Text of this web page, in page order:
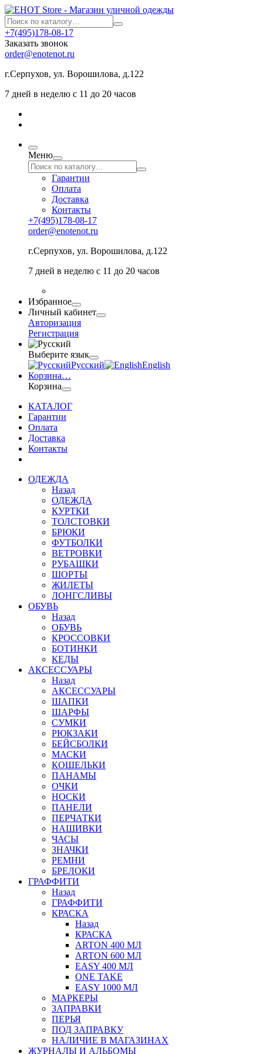
+7(495)178-08-17
Заказать звонок
order@enotenot.ru
г.Серпухов, ул. Ворошилова, д.122
7 дней в неделю с 11 до 20 часов
Меню
Гарантии
Оплата
Доставка
Контакты
+7(495)178-08-17
order@enotenot.ru
г.Серпухов, ул. Ворошилова, д.122
7 дней в неделю с 11 до 20 часов
Избранное
Личный кабинет
Авторизация
Регистрация
Выберите язык
Русский
English
Корзина…
Корзина
КАТАЛОГ
Гарантии
Оплата
Доставка
Контакты
ОДЕЖДА
Назад
ОДЕЖДА
КУРТКИ
ТОЛСТОВКИ
БРЮКИ
ФУТБОЛКИ
ВЕТРОВКИ
РУБАШКИ
ШОРТЫ
ЖИЛЕТЫ
ЛОНГСЛИВЫ
ОБУВЬ
Назад
ОБУВЬ
КРОССОВКИ
БОТИНКИ
КЕДЫ
АКСЕССУАРЫ
Назад
АКСЕССУАРЫ
ШАПКИ
ШАРФЫ
СУМКИ
РЮКЗАКИ
БЕЙСБОЛКИ
МАСКИ
КОШЕЛЬКИ
ПАНАМЫ
ОЧКИ
НОСКИ
ПАНЕЛИ
ПЕРЧАТКИ
НАШИВКИ
ЧАСЫ
ЗНАЧКИ
РЕМНИ
БРЕЛОКИ
ГРАФФИТИ
Назад
ГРАФФИТИ
КРАСКА
Назад
КРАСКА
ARTON 400 МЛ
ARTON 600 МЛ
EASY 400 МЛ
ONE TAKE
EASY 1000 МЛ
МАРКЕРЫ
ЗАПРАВКИ
ПЕРЬЯ
ПОД ЗАПРАВКУ
НАЛИЧИЕ В МАГАЗИНАХ
ЖУРНАЛЫ И АЛЬБОМЫ